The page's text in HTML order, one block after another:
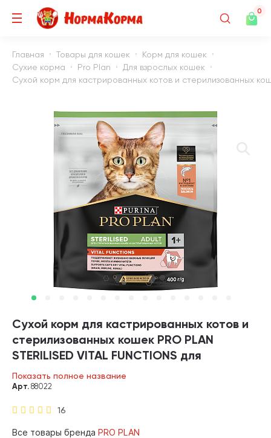
0
Главная Товары для кошек
Корм для кошек
Сухие корма
Pro Plan
Для взрослых кошек
Сухой корм для кастрированных котов и стерилизованных
Сухой корм для кастрированных котов и
стерилизованных кошек PRO PLAN
STERILISED VITAL FUNCTIONS для
поддержания функций почек, мозга и
иммунитета лосо (0,4 кг)
Показать полное название
16
Арт. 88022
Все товары бренда PRO PLAN